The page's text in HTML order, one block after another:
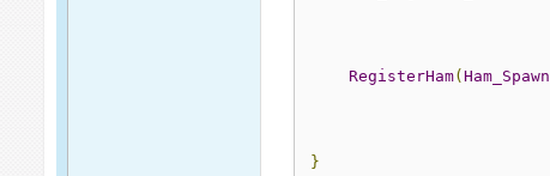
RegisterHam(Ham_Spawn
}